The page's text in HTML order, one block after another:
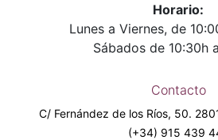
Horario:
Lunes a Viernes, de
Sábados de 10:30h
Contacto
C/ Fernández de los Ríos, 50.
(+34) 915 439